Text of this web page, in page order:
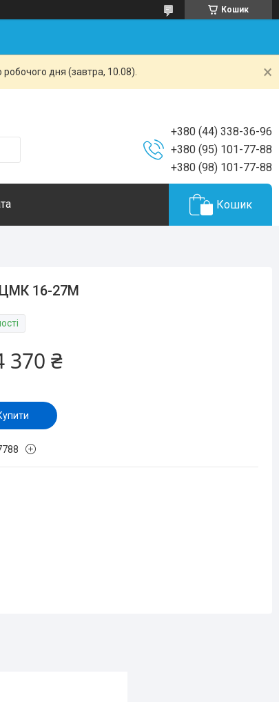
Кошик
дня (завтра, 10.08).
+380 (44) 338-36-96
+380 (95) 101-77-88
+380 (98) 101-77-88
Кошик
16-27М
370 ₴